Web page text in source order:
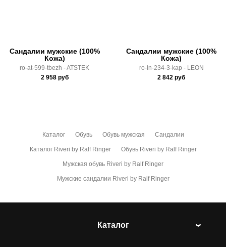
Сандалии мужские (100%
Кожа)
ro-at-599-tbezh - ATSTEK
2 958руб
Сандалии мужские (100%
Кожа)
ro-ln-234-3-kap - LEON
2 842 руб
Каталог Обувь Обувь мужская Сандалии
Каталог Riveri by Ralf Ringer Обувь Riveri by Ralf Ringer
Мужская обувь Riveri by Ralf Ringer
Мужские сандалии Riveri by Ralf Ringer
Каталог